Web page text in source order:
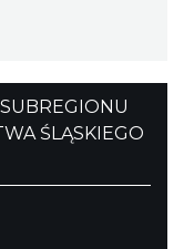
ŚLĄSKIEGO